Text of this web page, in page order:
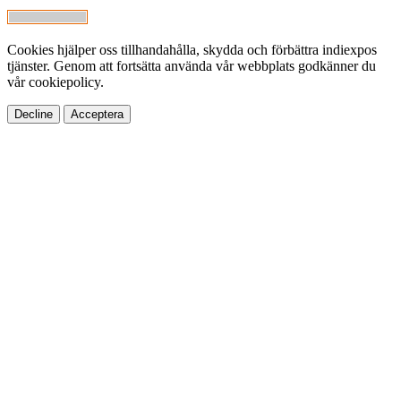
Cookies hjälper oss tillhandahålla, skydda och förbättra indiexpos
tjänster. Genom att fortsätta använda vår webbplats godkänner du
vår cookiepolicy.
Decline Acceptera